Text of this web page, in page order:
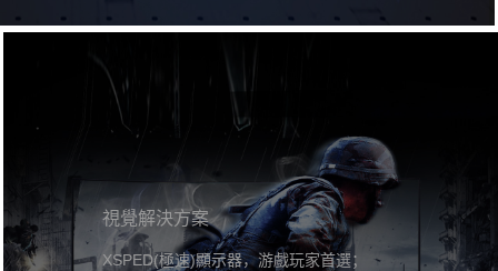
視覺解決方案
XSPED(極速)顯示器，游戲玩家首選；